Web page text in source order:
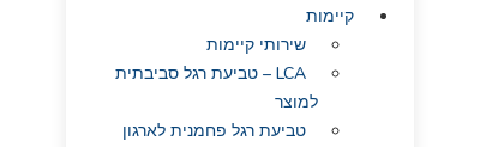
קיימות
שירותי קיימות
LCA – טביעת רגל סביבתית
למוצר
טביעת רגל פחמנית לארגון